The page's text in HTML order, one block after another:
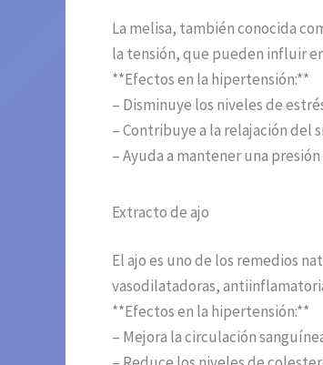
La melisa, también conocida
la tensión, que pueden influir
**Efectos en la hipertensión:**
– Disminuye los niveles de
– Contribuye a la relajación del
– Ayuda a mantener una
Extracto de ajo
El ajo es uno de los remedios
vasodilatadoras,
**Efectos en la hipertensión:**
– Mejora la circulación